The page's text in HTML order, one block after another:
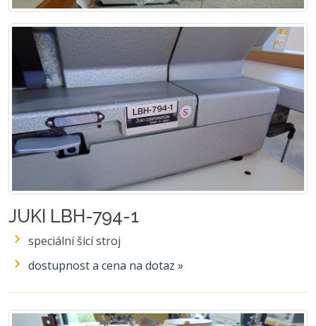
JUKI LBH-794-1
speciální šicí stroj
dostupnost a cena na dotaz »